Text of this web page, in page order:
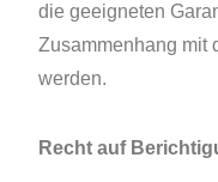
die geeigneten
Zusammenhang mit
werden.
Recht auf